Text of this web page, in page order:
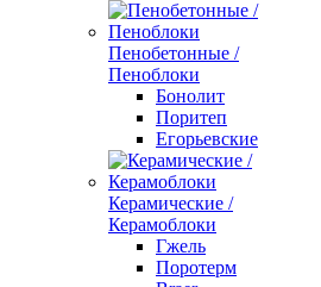
Пенобетонные /
Пеноблоки
Бонолит
Поритеп
Егорьевские
Керамические /
Керамоблоки
Гжель
Поротерм